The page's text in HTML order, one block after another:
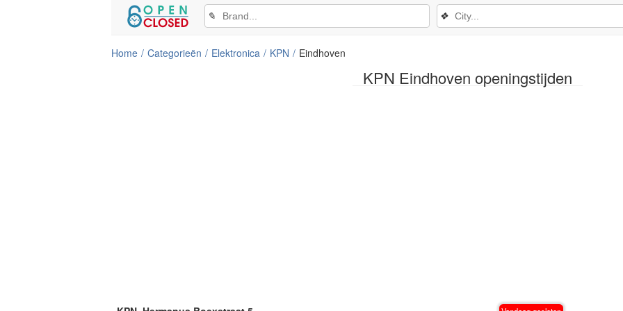
KPN Eindhoven openingstijden
✎ ❖
Home Categorieën Elektronica KPN Eindhoven